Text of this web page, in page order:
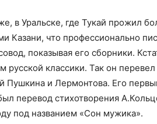
в Уральске, где Тукай прожил
Казани, что профессионально
показывая его сборники.
русской классики. Так он
Пушкина и Лермонтова. Его
перевод стихотворения
под названием «Сон мужика».